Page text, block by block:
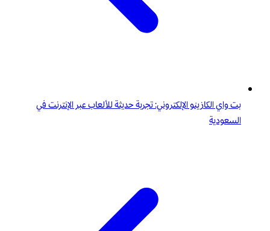
بت واي الكازينو الإلكتروني: تجربة حديثة للألعاب عبر الإنترنت في
السعودية